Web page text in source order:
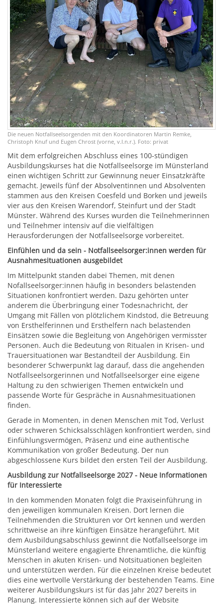
Die neuen Notfallseelsorgenden mit den Koordinatoren Martin Remke,
Christoph Knuf und Eugen Chrost (vorne, v.l.n.r.). Foto: privat
Mit dem erfolgreichen Abschluss eines 100-stündigen
Ausbildungskurses hat die Notfallseelsorge im Münsterland
einen wichtigen Schritt zur Gewinnung neuer Einsatzkräfte
gemacht. Jeweils fünf der Absolventinnen und Absolventen
stammen aus den Kreisen Coesfeld und Borken und jeweils
vier aus den Kreisen Warendorf, Steinfurt und der Stadt
Münster. Während des Kurses wurden die Teilnehmerinnen
und Teilnehmer intensiv auf die vielfältigen
Herausforderungen der Notfallseelsorge vorbereitet.
Einfühlen und da sein - Notfallseelsorger:innen werden für
Ausnahmesituationen ausgebildet
Im Mittelpunkt standen dabei Themen, mit denen
Nofallseelsorger:innen häufig in besonders belastenden
Situationen konfrontiert werden. Dazu gehörten unter
anderem die Überbringung einer Todesnachricht, der
Umgang mit Fällen von plötzlichem Kindstod, die Betreuung
von Ersthelferinnen und Ersthelfern nach belastenden
Einsätzen sowie die Begleitung von Angehörigen vermisster
Personen. Auch die Bedeutung von Ritualen in Krisen- und
Trauersituationen war Bestandteil der Ausbildung. Ein
besonderer Schwerpunkt lag darauf, dass die angehenden
Notfallseelsorgerinnen und Notfallseelsorger eine eigene
Haltung zu den schwierigen Themen entwickeln und
passende Worte für Gespräche in Ausnahmesituationen
finden.
Gerade in Momenten, in denen Menschen mit Tod, Verlust
oder schweren Schicksalsschlägen konfrontiert werden, sind
Einfühlungsvermögen, Präsenz und eine authentische
Kommunikation von großer Bedeutung. Der nun
abgeschlossene Kurs bildet den ersten Teil der Ausbildung.
Ausbildung zur Notfallseelsorge 2027 - Neue Informationen
für Interessierte
In den kommenden Monaten folgt die Praxiseinführung in
den jeweiligen kommunalen Kreisen. Dort lernen die
Teilnehmenden die Strukturen vor Ort kennen und werden
schrittweise an ihre künftigen Einsätze herangeführt. Mit
dem Ausbildungsabschluss gewinnt die Notfallseelsorge im
Münsterland weitere engagierte Ehrenamtliche, die künftig
Menschen in akuten Krisen- und Notsituationen begleiten
und unterstützen werden. Für die einzelnen Kreise bedeutet
dies eine wertvolle Verstärkung der bestehenden Teams. Eine
weiterer Ausbildungskurs ist für das Jahr 2027 bereits in
Planung. Interessierte können sich auf der Website